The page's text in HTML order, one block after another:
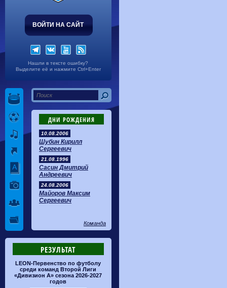
ВОЙТИ НА САЙТ
Нашли в тексте ошибку?
Выделите её и нажмите Ctrl+Enter
ДНИ РОЖДЕНИЯ
10.08.2006
Шубин Кирилл
Сергеевич
21.08.1996
Сасин Дмитрий
Андреевич
24.08.2006
Майоров Максим
Сергеевич
Команда
РЕЗУЛЬТАТ
LEON-Первенство по футболу
среди команд Второй Лиги
«Дивизион А» сезона 2026-2027
годов